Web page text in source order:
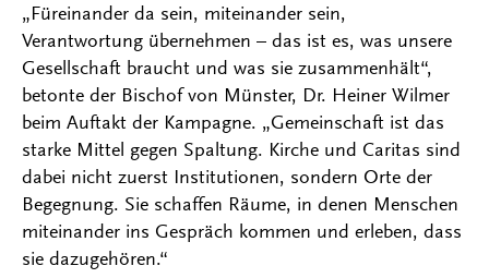
„Füreinander da sein, miteinander sein,
Verantwortung übernehmen – das ist es, was unsere
Gesellschaft braucht und was sie zusammenhält“,
betonte der Bischof von Münster, Dr. Heiner Wilmer
beim Auftakt der Kampagne. „Gemeinschaft ist das
starke Mittel gegen Spaltung. Kirche und Caritas sind
dabei nicht zuerst Institutionen, sondern Orte der
Begegnung. Sie schaffen Räume, in denen Menschen
miteinander ins Gespräch kommen und erleben, dass
sie dazugehören.“